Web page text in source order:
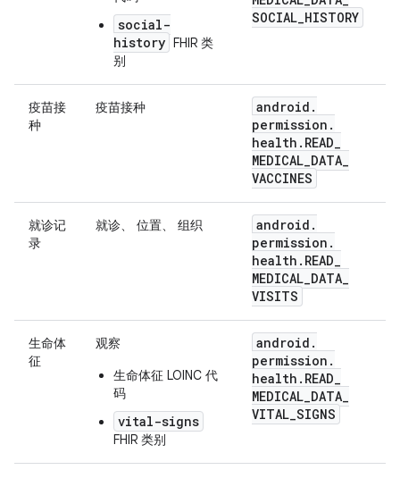
social-
history FHIR 类
别
SOCIAL_HISTORY
疫苗接
种
疫苗接种 android .
permission .
health . READ_
MEDICAL_DATA_
VACCINES
就诊记
录
就诊、 位置、 组织 android .
permission .
health . READ_
MEDICAL_DATA_
VISITS
生命体
征
观察
生命体征 LOINC 代
码
vital-signs
FHIR 类别
android .
permission .
health . READ_
MEDICAL_DATA_
VITAL_SIGNS